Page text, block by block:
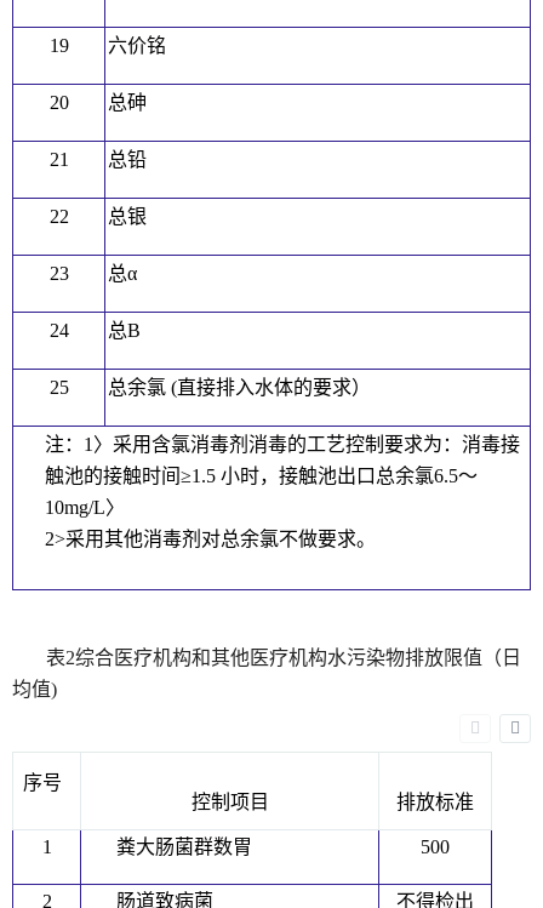
19 六价铭
20 总砷
21 总铅
22 总银
23 总α
24 总B
25 总余氯 (直接排入水体的要求）
注：1〉采用含氯消毒剂消毒的工艺控制要求为：消毒接
触池的接触时间≥1.5 小时，接触池出口总余氯6.5〜
10mg/L〉
2>采用其他消毒剂对总余氯不做要求。
表2综合医疗机构和其他医疗机构水污染物排放限值（日
均值)
序号
控制项目
排放标准
1 粪大肠菌群数胃 500
2 肠道致病菌 不得检出